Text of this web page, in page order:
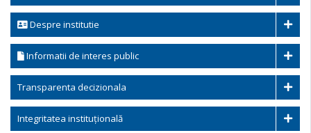
Despre institutie
Informatii de interes public
Transparenta decizionala
Integritatea instituțională